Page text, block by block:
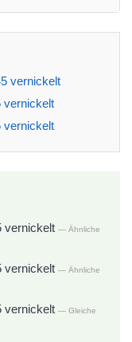
vernickelt
vernickelt
vernickelt
vernickelt — Ähnliche
vernickelt — Ähnliche
vernickelt — Gleiche